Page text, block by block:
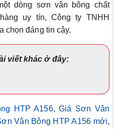
dòng sơn vân bông chất
uy tín, Công ty TNHH
chọn đáng tin cậy.
viết khác ở đây:
HTP A156,Giá Sơn Vân
Vân Bông HTP A156 mới,